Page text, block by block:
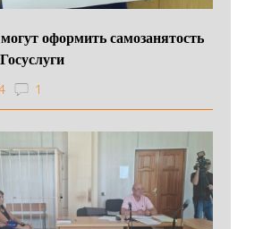
оформить самозанятость
1